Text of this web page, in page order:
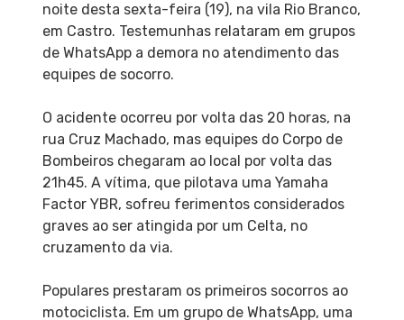
noite desta sexta-feira (19), na vila Rio Branco,
em Castro. Testemunhas relataram em grupos
de WhatsApp a demora no atendimento das
equipes de socorro.
O acidente ocorreu por volta das 20 horas, na
rua Cruz Machado, mas equipes do Corpo de
Bombeiros chegaram ao local por volta das
21h45. A vítima, que pilotava uma Yamaha
Factor YBR, sofreu ferimentos considerados
graves ao ser atingida por um Celta, no
cruzamento da via.
Populares prestaram os primeiros socorros ao
motociclista. Em um grupo de WhatsApp, uma